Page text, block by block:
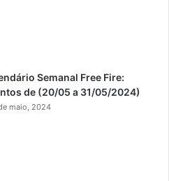
Semanal Free Fire:
de (20/05 a 31/05/2024)
maio, 2024